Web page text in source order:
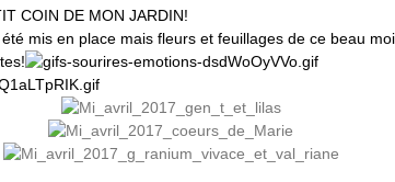
COIN DE MON JARDIN!
mis en place mais fleurs et feuillages de ce beau